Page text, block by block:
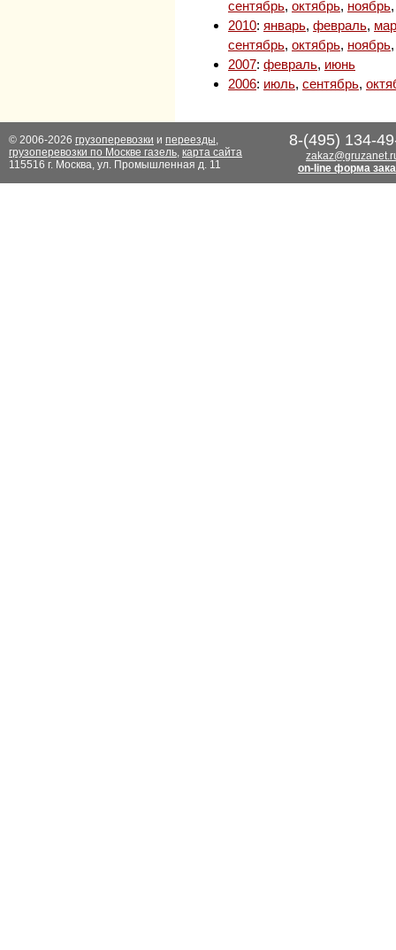
сентябрь, октябрь, ноябрь
2010: январь, февраль,
сентябрь, октябрь, ноябрь
2007: февраль, июнь
2006: июль, сентябрь,
© 2006-2026 грузоперевозки и переезды,
грузоперевозки по Москве газель, карта сайта
115516 г. Москва, ул. Промышленная д. 11
8-(495) 134-
on-line форма